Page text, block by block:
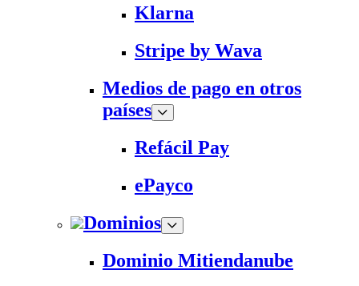
Klarna
Stripe by Wava
Medios de pago en otros
países
Refácil Pay
ePayco
Dominios
Dominio Mitiendanube